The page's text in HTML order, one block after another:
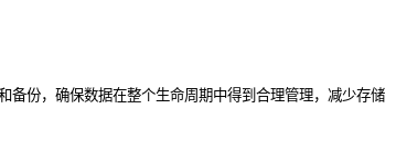
备份，确保数据在整个生命周期中得到合理管理，减少存储